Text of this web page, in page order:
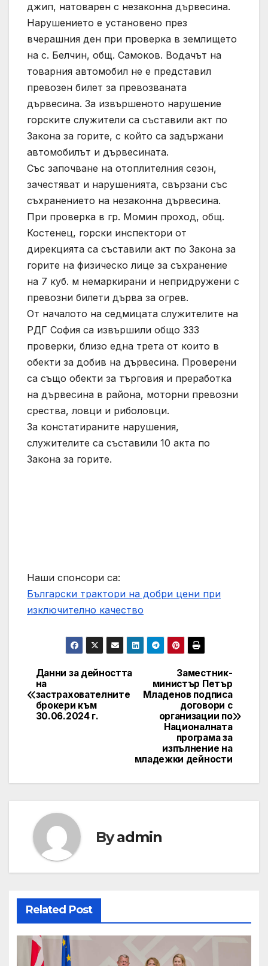
джип, натоварен с незаконна дървесина.
Нарушението е установено през
вчерашния ден при проверка в землището
на с. Белчин, общ. Самоков. Водачът на
товарния автомобил не е представил
превозен билет за превозваната
дървесина. За извършеното нарушение
горските служители са съставили акт по
Закона за горите, с който са задържани
автомобилът и дървесината.
Със започване на отоплителния сезон,
зачестяват и нарушенията, свързани със
съхранението на незаконна дървесина.
При проверка в гр. Момин проход, общ.
Костенец, горски инспектори от
дирекцията са съставили акт по Закона за
горите на физическо лице за съхранение
на 7 куб. м немаркирани и непридружени с
превозни билети дърва за огрев.
От началото на седмицата служителите на
РДГ София са извършили общо 333
проверки, близо една трета от които в
обекти за добив на дървесина. Проверени
са също обекти за търговия и преработка
на дървесина в района, моторни превозни
срества, ловци и риболовци.
За констатираните нарушения,
служителите са съставили 10 акта по
Закона за горите.
Наши спонсори са:
Български трактори на добри цени при
изключително качество
Post
navigation
Заместник-
министър Петър
Младенов подписа
договори с
организации по
Националната
програма за
изпълнение на
младежки дейности
Данни за дейността
на
застрахователните
брокери към
30.06.2024 г.
Byadmin
Related Post